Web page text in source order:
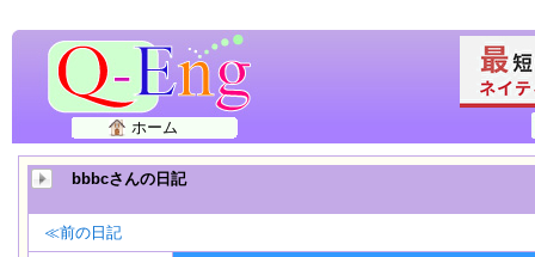
ホーム
bbbcさんの日記
≪前の日記